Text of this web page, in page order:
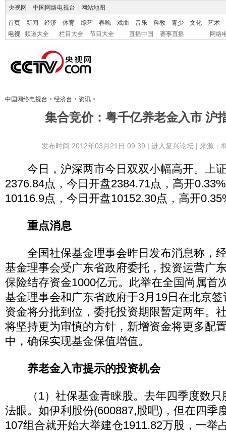
央视网 中国网络电视台 网站地图
首页 新闻 经济 体育 综艺 春晚 戏曲 音乐 科教 青少 文化
艺术
电视
频道大全 栏目大全 节目大全 直播中国 赛事直播 网络
中国网络电视台 > 经济台 > 资讯 >
集合竞价：粤千亿养老金入市 沪
发布时间:2012年03月21日 09:39 | 进入复兴论坛| 来源：
今日，沪深两市今日双双小幅高开。上
2376.84点，今日开盘2384.71点，高开
10116.9点，今日开盘10152.30点，高开
重点消息
全国社保基金理事会昨日发布消息称，
基金理事会受广东省政府委托，投资运营广
保险结存资金1000亿元。此举在全国尚属首
基金理事会和广东省政府于3月19日在北京
资金将分批到位，委托投资期限暂定两年。
将坚持更为审慎的方针，新增资金将更多配
中，确保实现基金保值增值。
养老金入市提示的投资机会
（1）社保基金青睐股。去年四季度数只
法眼。如伊利股份(600887,股吧)，但在四季
107组合就开始大举建仓1911.82万股，一举